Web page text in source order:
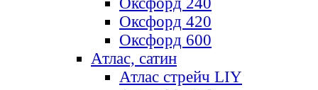
Оксфорд 420
Оксфорд 600
Атлас, сатин
Атлас стрейч LIY